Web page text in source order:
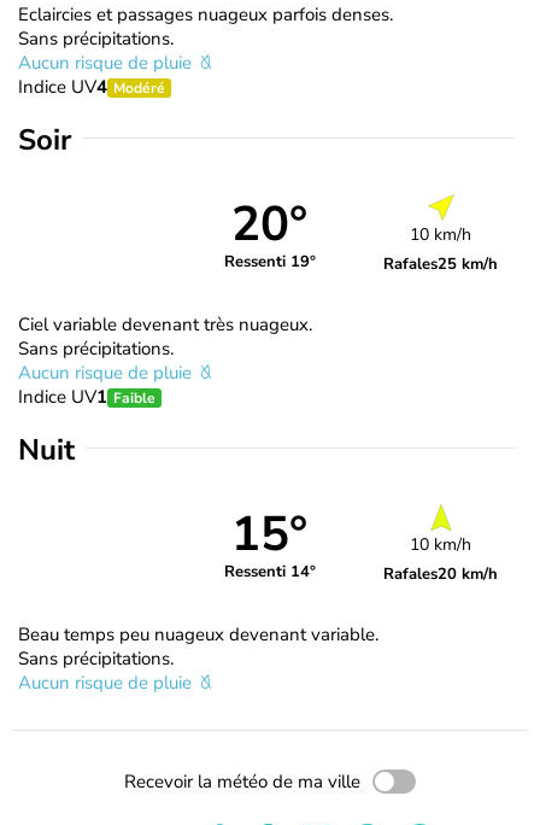
Eclaircies et passages nuageux parfois denses.
Sans précipitations.
Aucun risque de pluie
Indice UV4 Modéré
Soir
20°
Ressenti 19°
10 km/h
Rafales25 km/h
Ciel variable devenant très nuageux.
Sans précipitations.
Aucun risque de pluie
Indice UV1 Faible
Nuit
15°
Ressenti 14°
10 km/h
Rafales20 km/h
Beau temps peu nuageux devenant variable.
Sans précipitations.
Aucun risque de pluie
Recevoir la météo de ma ville